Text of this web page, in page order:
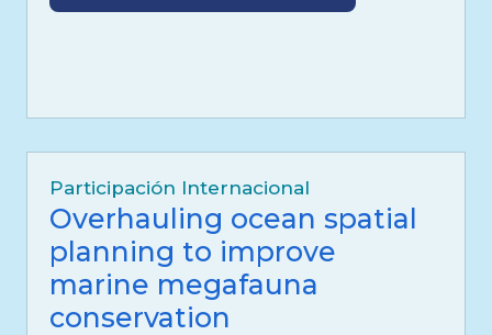
Participación Internacional
Overhauling ocean spatial
planning to improve
marine megafauna
conservation